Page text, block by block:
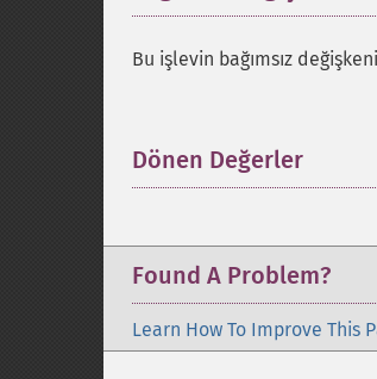
Bu işlevin bağımsız
Dönen Değerler
Found A Problem?
Learn How To Improve This